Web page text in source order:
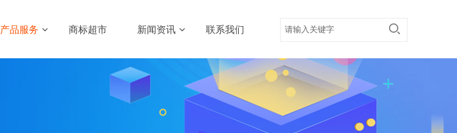
产品服务 商标超市 新闻资讯 联系我们